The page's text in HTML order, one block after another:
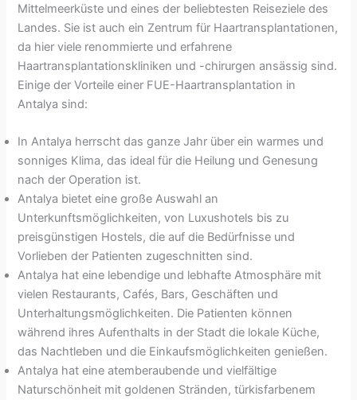
Mittelmeerküste und eines der beliebtesten Reiseziele des
Landes. Sie ist auch ein Zentrum für Haartransplantationen,
da hier viele renommierte und erfahrene
Haartransplantationskliniken und -chirurgen ansässig sind.
Einige der Vorteile einer FUE-Haartransplantation in
Antalya sind:
In Antalya herrscht das ganze Jahr über ein warmes und
sonniges Klima, das ideal für die Heilung und Genesung
nach der Operation ist.
Antalya bietet eine große Auswahl an
Unterkunftsmöglichkeiten, von Luxushotels bis zu
preisgünstigen Hostels, die auf die Bedürfnisse und
Vorlieben der Patienten zugeschnitten sind.
Antalya hat eine lebendige und lebhafte Atmosphäre mit
vielen Restaurants, Cafés, Bars, Geschäften und
Unterhaltungsmöglichkeiten. Die Patienten können
während ihres Aufenthalts in der Stadt die lokale Küche,
das Nachtleben und die Einkaufsmöglichkeiten genießen.
Antalya hat eine atemberaubende und vielfältige
Naturschönheit mit goldenen Stränden, türkisfarbenem